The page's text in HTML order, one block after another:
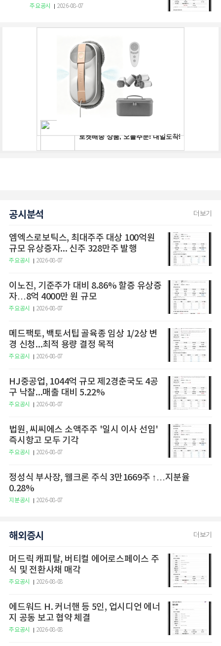
주요공시 2026-08-07
공시분석 더보기
엠엑스로보틱스, 최대주주 대상 100억원
규모 유상증자... 신주 328만주 발행
주요공시 2026-08-07
이노진, 기준주가 대비 8.86% 할증 유상증
자…8억 4000만 원 규모
주요공시 2026-08-07
메드팩토, 백토서팁 골육종 임상 1/2상 변
경 신청...최적 용량 결정 목적
주요공시 2026-08-07
HJ중공업, 1044억 규모 제2경춘국도 4공
구 낙찰...매출 대비 5.22%
주요공시 2026-08-07
법원, 씨씨에스 소액주주 '일시 이사 선임'
즉시항고 모두 기각
주요공시 2026-08-07
정성식 부사장, 웰크론 주식 3만1669주 ↑…지분율
0.28%
지분공시 2026-08-07
해외증시 더보기
머드릭 캐피탈, 버티컬 에어로스페이스 주
식 및 전환사채 매각
주요공시 2026-08-08
에드워드 H. 커너핸 등 5인, 업시디언 에너
지 공동 보고 협약 체결
주요공시 2026-08-08